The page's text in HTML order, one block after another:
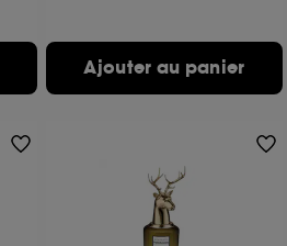
Ajouter au panier